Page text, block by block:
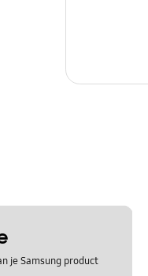
je Samsung product